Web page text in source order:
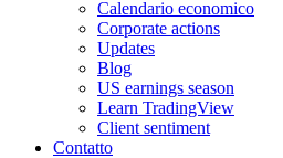
Calendario economico
Corporate actions
Updates
Blog
US earnings season
Learn TradingView
Client sentiment
Contatto